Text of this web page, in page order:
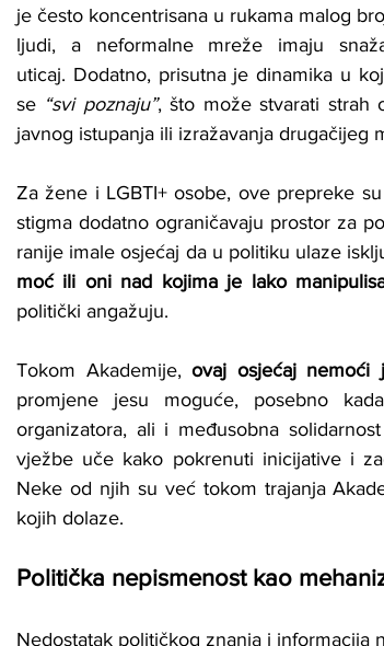
je često koncentrisana u rukama malog
ljudi, a neformalne mreže imaju
uticaj. Dodatno, prisutna je dinamika u
se “svi poznaju”, što može stvarati strah
javnog istupanja ili izražavanja drugačijeg
Za žene i LGBTI+ osobe, ove prepreke
stigma dodatno ograničavaju prostor za
ranije imale osjećaj da u politiku ulaze
moć ili oni nad kojima je lako
politički angažuju.
Tokom Akademije, ovaj osjećaj nemoći
promjene jesu moguće, posebno
organizatora, ali i međusobna
vježbe uče kako pokrenuti inicijative i
Neke od njih su već tokom trajanja
kojih dolaze.
Politička nepismenost kao
Nedostatak političkog znanja i informacija